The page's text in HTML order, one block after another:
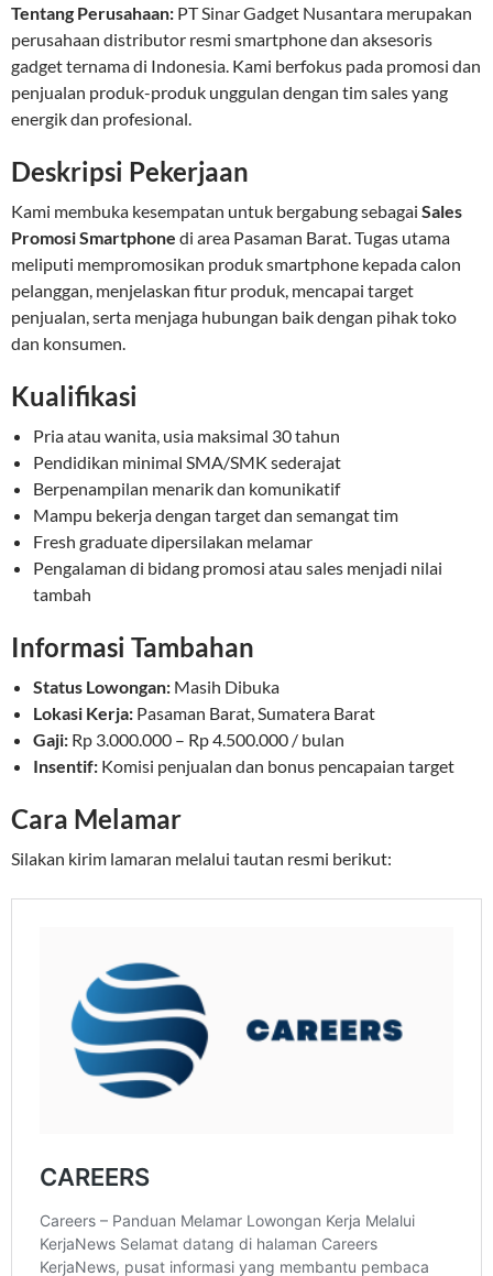
Tentang Perusahaan: PT Sinar Gadget Nusantara merupakan
perusahaan distributor resmi smartphone dan aksesoris
gadget ternama di Indonesia. Kami berfokus pada promosi dan
penjualan produk-produk unggulan dengan tim sales yang
energik dan profesional.
Deskripsi Pekerjaan
Kami membuka kesempatan untuk bergabung sebagai Sales
Promosi Smartphone di area Pasaman Barat. Tugas utama
meliputi mempromosikan produk smartphone kepada calon
pelanggan, menjelaskan fitur produk, mencapai target
penjualan, serta menjaga hubungan baik dengan pihak toko
dan konsumen.
Kualifikasi
Pria atau wanita, usia maksimal 30 tahun
Pendidikan minimal SMA/SMK sederajat
Berpenampilan menarik dan komunikatif
Mampu bekerja dengan target dan semangat tim
Fresh graduate dipersilakan melamar
Pengalaman di bidang promosi atau sales menjadi nilai
tambah
Informasi Tambahan
Status Lowongan: Masih Dibuka
Lokasi Kerja: Pasaman Barat, Sumatera Barat
Gaji: Rp 3.000.000 – Rp 4.500.000 / bulan
Insentif: Komisi penjualan dan bonus pencapaian target
Cara Melamar
Silakan kirim lamaran melalui tautan resmi berikut: